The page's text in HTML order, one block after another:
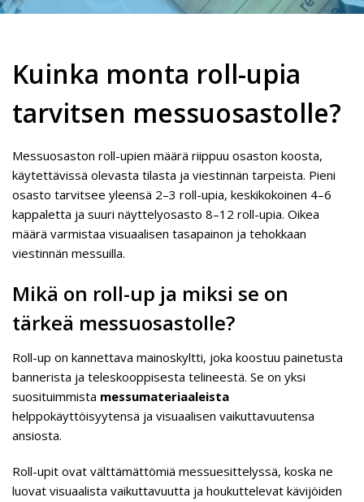
Kuinka monta roll-upia
tarvitsen messuosastolle?
Messuosaston roll-upien määrä riippuu osaston koosta,
käytettävissä olevasta tilasta ja viestinnän tarpeista. Pieni
osasto tarvitsee yleensä 2–3 roll-upia, keskikokoinen 4–6
kappaletta ja suuri näyttelyosasto 8–12 roll-upia. Oikea
määrä varmistaa visuaalisen tasapainon ja tehokkaan
viestinnän messuilla.
Mikä on roll-up ja miksi se on
tärkeä messuosastolle?
Roll-up on kannettava mainoskyltti, joka koostuu painetusta
bannerista ja teleskooppisesta telineestä. Se on yksi
suosituimmista messumateriaaleista
helppokäyttöisyytensä ja visuaalisen vaikuttavuutensa
ansiosta.
Roll-upit ovat välttämättömiä messuesittelyssä, koska ne
luovat visuaalista vaikuttavuutta ja houkuttelevat kävijöiden